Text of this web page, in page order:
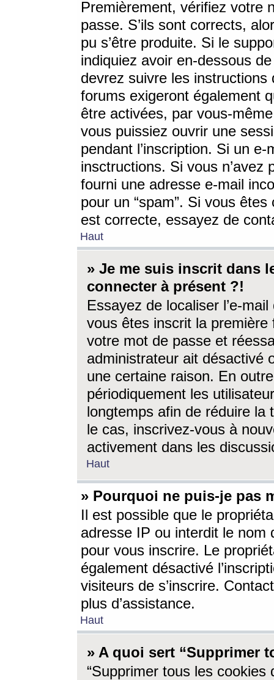
Premièrement, vérifiez votre
passe. S’ils sont corrects,
pu s’être produite. Si le
indiquiez avoir en-dessous
devrez suivre les
forums exigeront également
être activées, par vous-
vous puissiez ouvrir une
pendant l’inscription. Si un
insctructions. Si vous n’avez
fourni une adresse e-mail
pour un “spam”. Si vous
est correcte, essayez de
Haut
» Je me suis inscrit dans
connecter à présent ?!
Essayez de localiser l’e-
vous êtes inscrit la première
votre mot de passe et
administrateur ait désactivé
une certaine raison. En
périodiquement les
longtemps afin de réduire la
le cas, inscrivez-vous à
activement dans les
Haut
» Pourquoi ne puis-je pas
Il est possible que le
adresse IP ou interdit le nom
pour vous inscrire. Le
également désactivé
visiteurs de s’inscrire.
plus d’assistance.
Haut
» A quoi sert “Supprimer
“Supprimer tous les cookies